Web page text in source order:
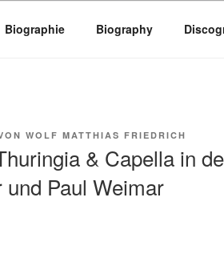
Biographie Biography
WOLF MATTHIAS FRIEDRICH
& Capella in
und Paul Weimar